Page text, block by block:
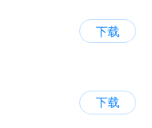
下载
下载